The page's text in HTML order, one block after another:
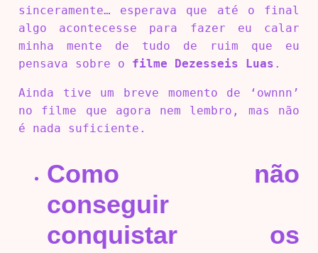
sinceramente… esperava que até o final
algo acontecesse para fazer eu calar
minha mente de tudo de ruim que eu
pensava sobre o filme Dezesseis Luas .
Ainda tive um breve momento de ‘ownnn’
no filme que agora nem lembro, mas não
é nada suficiente.
Como não
conseguir
conquistar os